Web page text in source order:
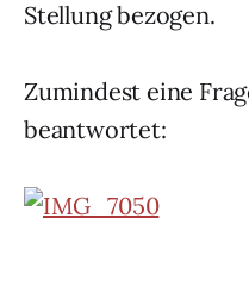
Stellung bezogen.
Zumindest eine
beantwortet: